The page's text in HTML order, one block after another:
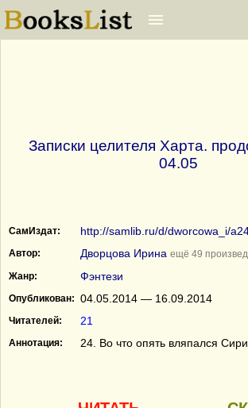
Записки целителя Харта.
04.05
СамИздат: http://samlib.ru/d/dworcowa_i/
Автор: Дворцова Ирина ещё 49
Жанр:
Фэнтези
Опубликован: 04.05.2014 — 16.09.2014
Читателей: 21
Аннотация: 24. Во что опять вляпался